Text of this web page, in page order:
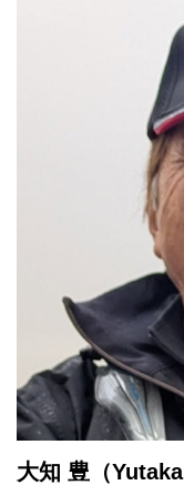
大知 豊 （